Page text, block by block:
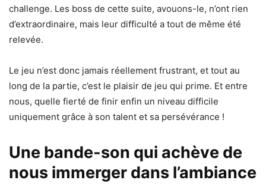
challenge. Les boss de cette suite, avouons-le, n’ont rien
d’extraordinaire, mais leur difficulté a tout de même été
relevée.
Le jeu n’est donc jamais réellement frustrant, et tout au
long de la partie, c’est le plaisir de jeu qui prime. Et entre
nous, quelle fierté de finir enfin un niveau difficile
uniquement grâce à son talent et sa persévérance !
Une bande-son qui achève de
nous immerger dans l’ambiance